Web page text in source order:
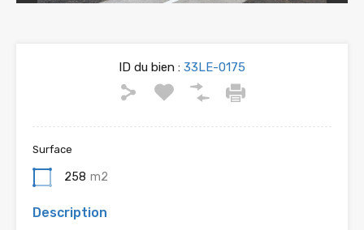
ID du bien : 33LE-0175
Surface
258 m2
Description